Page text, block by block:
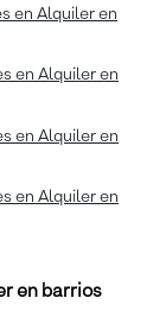
en Alquiler en
en Alquiler en
en Alquiler en
en Alquiler en
en barrios